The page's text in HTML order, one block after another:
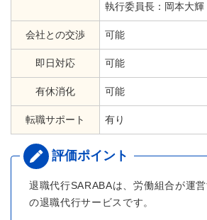
執行委員長：岡本大輝
会社との交渉 可能
即日対応 可能
有休消化 可能
転職サポート 有り
退職代行SARABAは、労働組合が運
の退職代行サービスです。